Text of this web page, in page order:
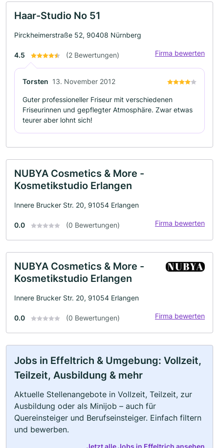
Haar-Studio No 51
Pirckheimerstraße 52, 90408 Nürnberg
4.5 (2 Bewertungen) Firma bewerten
Torsten 13. November 2012
Guter professioneller Friseur mit verschiedenen
Friseurinnen und gepflegter Atmosphäre. Zwar etwas
teurer aber lohnt sich!
NUBYA Cosmetics & More -
Kosmetikstudio Erlangen
Innere Brucker Str. 20, 91054 Erlangen
0.0 (0 Bewertungen) Firma bewerten
NUBYA Cosmetics & More -
Kosmetikstudio Erlangen
Innere Brucker Str. 20, 91054 Erlangen
0.0 (0 Bewertungen) Firma bewerten
Jobs in Effeltrich & Umgebung: Vollzeit,
Teilzeit, Ausbildung & mehr
Aktuelle Stellenangebote in Vollzeit, Teilzeit, zur
Ausbildung oder als Minijob – auch für
Quereinsteiger und Berufseinsteiger. Einfach filtern
und bewerben.
Jetzt alle Jobs in Effeltrich ansehen